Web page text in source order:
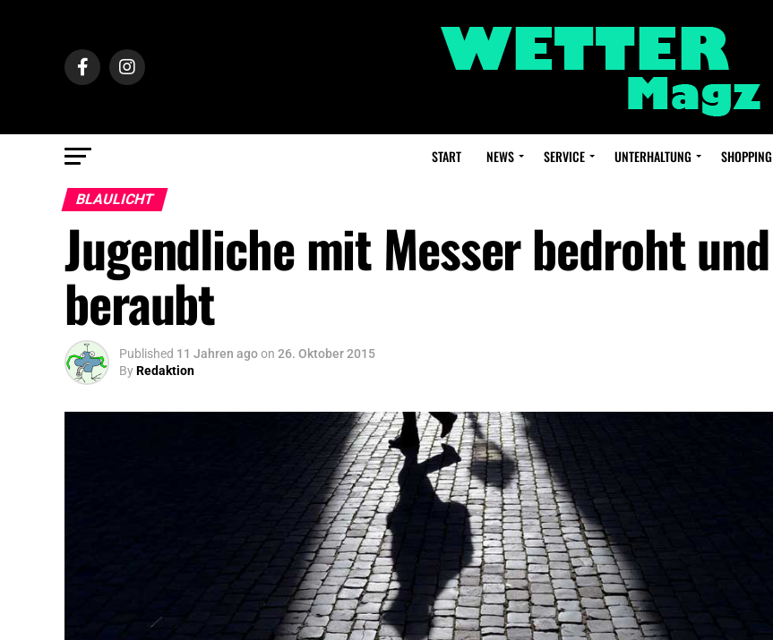
START NEWS SERVICE UNTERHALTUNG SHOPPING
BLAULICHT
Jugendliche mit Messer bedroht und
beraubt
Published 11 Jahren agoon 26. Oktober 2015
ByRedaktion